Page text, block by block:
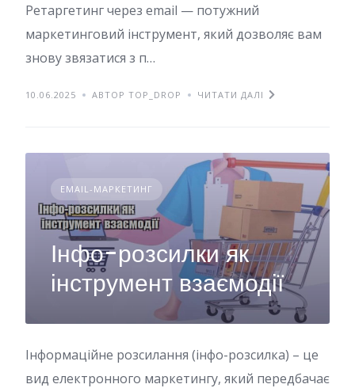
Ретаргетинг через email — потужний
маркетинговий інструмент, який дозволяє вам
знову звязатися з п…
10.06.2025 АВТОР TOP_DROP ЧИТАТИ ДАЛІ
EMAIL-МАРКЕТИНГ
Інфо-розсилки як
інструмент взаємодії
Інформаційне розсилання (інфо-розсилка) – це
вид електронного маркетингу, який передбачає